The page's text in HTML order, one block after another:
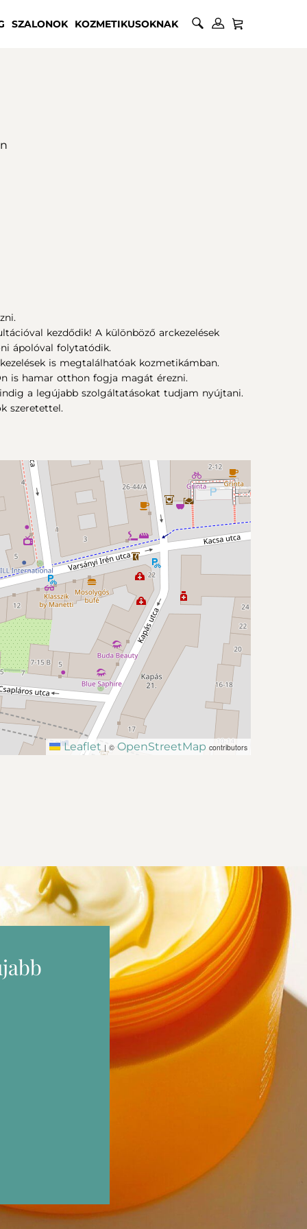
SZALONOK KOZMETIKUSOKNAK
kezdődik! A különböző arckezelések
ápolóval folytatódik.
is megtalálhatóak kozmetikámban.
is hamar otthon fogja magát érezni.
a legújabb szolgáltatásokat tudjam nyújtani.
szeretettel.
Leaflet | © OpenStreetMap contributors